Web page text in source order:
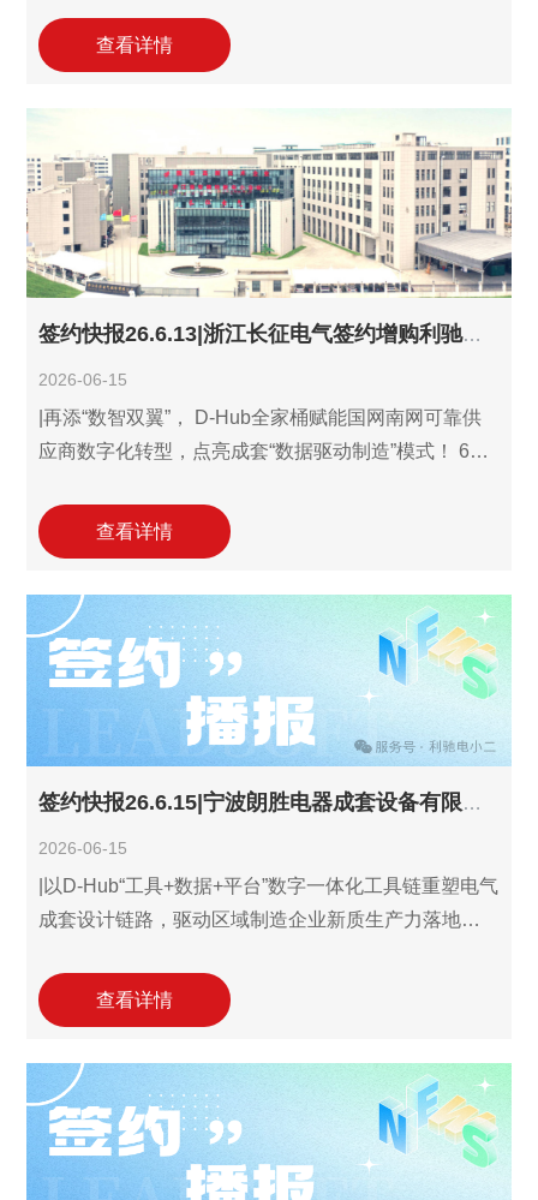
(ExWinner/SuperWinner)之后，双方合作的再次深
化。作为聚焦高低压电气成套设备、输配电控制设备
电气零星月费使用设计工作室，2025年转年费设计工
作室并增购报价工作室，2026年再度续约设计工作
室，从设计效率工具到到报价设计双工具协同，海研
电气用持续增购与续约的选择，稳步构建起
查看详情
签约快报26.6.13|浙江长征电气签约增购利驰数字线束+数字母排,升级至D-Hub数字制造全家桶！
2026-06-15
|再添“数智双翼”， D-Hub全家桶赋能国网南网可靠供
应商数字化转型，点亮成套“数据驱动制造”模式！ 6月
征电气股份有限公司(以下简称“浙江长征电气”)与利驰
软件再度达成签约协议，增购利驰数字线束
图报价设计到车间母排/线束数控加工的全链路数据贯
通。这是继5月9月签约增购D-Hub三件套用户账户以
来与利驰的又一次携手，彰显了对利驰数字化服务的
持续认可。
查看详情
签约快报26.6.15|宁波朗胜电器成套设备有限公司签约引入利驰D-Hub识图报价设计三件套!
2026-06-15
|以D-Hub“工具+数据+平台”数字一体化工具链重塑电气
成套设计链路，驱动区域制造企业新质生产力落地！ 6
波朗胜电器")与利驰软件达成合作协议，签约引入利驰
D-Hub识图报价设计三件套解决方案。此次合作标志着
成套开关设备、箱变、配电箱及电力自动化产品研
发、制造与销售业务的国家级高新技术企业，在数字
化能力建设上迈出关键一步。通过聚焦"识图-报价-设
计"全流程数字
查看详情